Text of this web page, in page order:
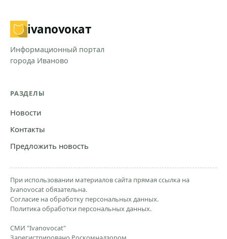
ivanovoкат
Информационный портал
города Иваново
РАЗДЕЛЫ
Новости
Контакты
Предложить новость
При использовании материалов сайта прямая ссылка на
Ivanovocat обязательна.
Согласие на обработку персональных данных.
Политика обработки персональных данных.
СМИ "Ivanovocat"